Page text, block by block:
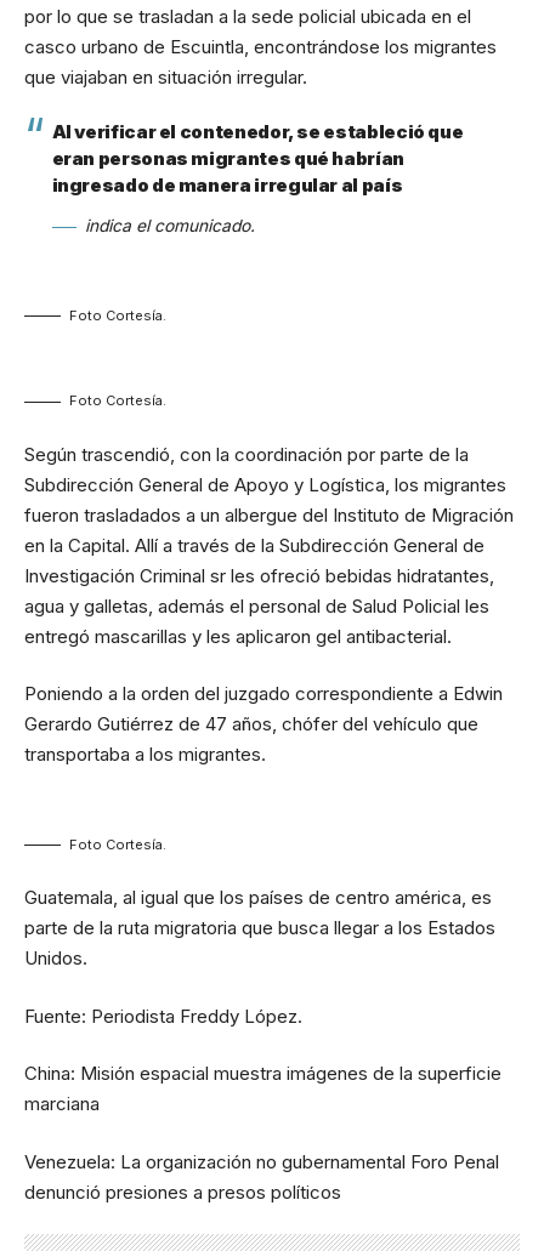
por lo que se trasladan a la sede policial ubicada en el
casco urbano de Escuintla, encontrándose los migrantes
que viajaban en situación irregular.
Al verificar el contenedor, se estableció que
eran personas migrantes qué habrían
ingresado de manera irregular al país
indica el comunicado.
Foto Cortesía.
Foto Cortesía.
Según trascendió, con la coordinación por parte de la
Subdirección General de Apoyo y Logística, los migrantes
fueron trasladados a un albergue del Instituto de Migración
en la Capital. Allí a través de la Subdirección General de
Investigación Criminal sr les ofreció bebidas hidratantes,
agua y galletas, además el personal de Salud Policial les
entregó mascarillas y les aplicaron gel antibacterial.
Poniendo a la orden del juzgado correspondiente a Edwin
Gerardo Gutiérrez de 47 años, chófer del vehículo que
transportaba a los migrantes.
Foto Cortesía.
Guatemala, al igual que los países de centro américa, es
parte de la ruta migratoria que busca llegar a los Estados
Unidos.
Fuente: Periodista Freddy López.
China: Misión espacial muestra imágenes de la superficie
marciana
Venezuela: La organización no gubernamental Foro Penal
denunció presiones a presos políticos